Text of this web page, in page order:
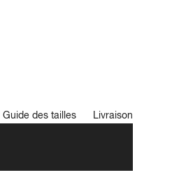
Guide des tailles Livraison